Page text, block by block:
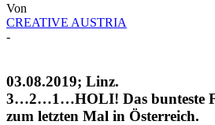
Von
CREATIVE AUSTRIA
-
03.08.2019; Linz.
3…2…1…HOLI! Das bunteste
zum letzten Mal in Österreich.